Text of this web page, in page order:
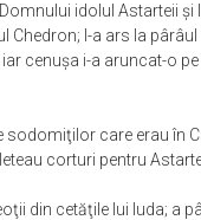
idolul Astarteii şi
Chedron; l-a ars la pârâul
cenuşa i-a aruncat-o
sodomiţilor care erau în
corturi pentru
din cetăţile lui Iuda; a